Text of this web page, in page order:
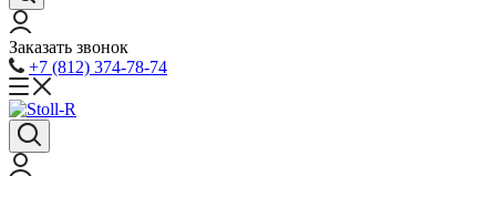
Заказать звонок
+7 (812) 374-78-74